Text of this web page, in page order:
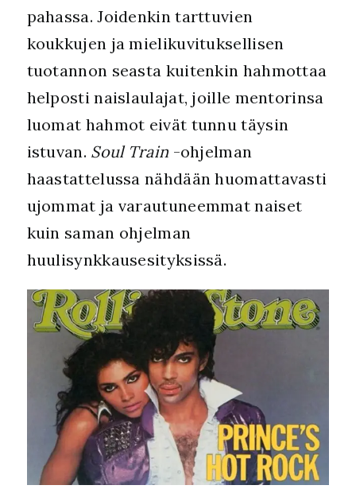
pahassa. Joidenkin tarttuvien
koukkujen ja mielikuvituksellisen
tuotannon seasta kuitenkin hahmottaa
helposti naislaulajat, joille mentorinsa
luomat hahmot eivät tunnu täysin
istuvan. Soul Train -ohjelman
haastattelussa nähdään huomattavasti
ujommat ja varautuneemmat naiset
kuin saman ohjelman
huulisynkkausesityksissä.